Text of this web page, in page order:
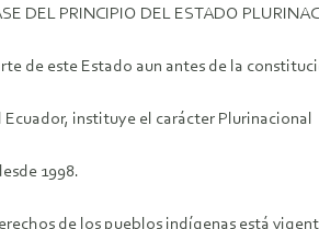
DEL PRINCIPIO DEL ESTADO
de este Estado aun antes de la
instituye el carácter
1998.
de los pueblos indígenas está